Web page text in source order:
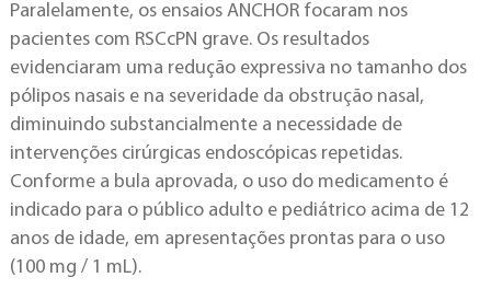
Paralelamente, os ensaios ANCHOR focaram nos
pacientes com RSCcPN grave. Os resultados
evidenciaram uma redução expressiva no tamanho dos
pólipos nasais e na severidade da obstrução nasal,
diminuindo substancialmente a necessidade de
intervenções cirúrgicas endoscópicas repetidas.
Conforme a bula aprovada, o uso do medicamento é
indicado para o público adulto e pediátrico acima de 12
anos de idade, em apresentações prontas para o uso
(100 mg / 1 mL).